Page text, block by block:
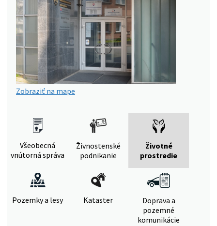
Zobraziť na mape
Všeobecná
vnútorná správa
Živnostenské
podnikanie
Životné
prostredie
Pozemky a lesy Kataster
Doprava a
pozemné
komunikácie